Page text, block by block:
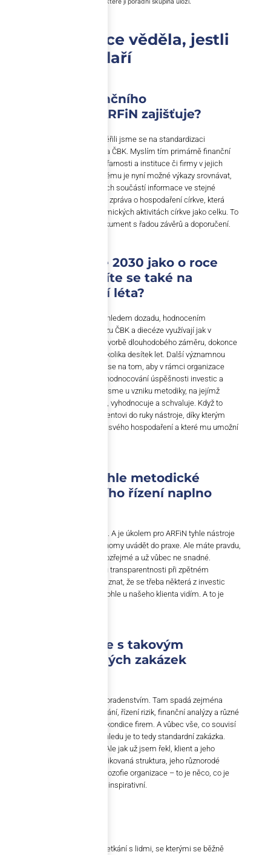
rozhodnutím a také plní další úkoly, které jí poradní skupina uloží.
Aby organizace věděla, jestli
dobře hospodaří
Co v oblasti finančního
managementu ARFiN zajišťuje?
Když spolupráce začínala, zaměřili jsme se na standardizaci
vykazování z diecézí směrem na ČBK. Myslím tím primárně finanční
výkazy za jednotlivá biskupství, farnosti a instituce či firmy v jejich
správě. To byl první cíl, díky kterému je nyní možné výkazy srovnávat,
respektive dostávat z jednotlivých součástí informace ve stejné
struktuře. A pak je to každoroční zpráva o hospodaření církve, která
přináší detailní přehled o ekonomických aktivitách církve jako celku. To
je rozsáhlý mnohastránkový dokument s řadou závěrů a doporučení.
Mluvil jste o roce 2030 jako o roce
zlomovém. Podílíte se také na
plánech pro další léta?
Ano, naše aktivity nejsou jen pohledem dozadu, hodnocením
uplynulých období. Naši expertízu ČBK a diecéze využívají jak v
krátkodobém plánování, tak při tvorbě dlouhodobého záměru, dokonce
při extrapolaci v horizontu až několika desítek let. Další významnou
oblastí jsou investice. Podílíme se na tom, aby v rámci organizace
existoval jednotný pohled na vyhodnocování úspěšnosti investic a
hospodaření s majetkem. Stáli jsme u vzniku metodiky, na jejímž
základě církev investice sleduje, vyhodnocuje a schvaluje. Když to
shrnu – naším úkolem je dát klientovi do ruky nástroje, díky kterým
bude umět posoudit úspěšnost svého hospodaření a které mu umožní
Dokáže církev tyhle metodické
nástroje finančního řízení naplno
Je v jejím zájmu, aby to tak bylo. A je úkolem pro ARFiN tyhle nástroje
ve spolupráci s diecézními ekonomy uvádět do praxe. Ale máte pravdu,
v žádné organizaci to není samozřejmé a už vůbec ne snadné.
Předpokládá to totiž velkou míru transparentnosti při zpětném
hodnocení. Otevřeně si umět přiznat, že se třeba některá z investic
nevydařila. A poučit se z toho. Tohle u našeho klienta vidím. A to je
Liší se spolupráce s takovým
partnerem od jiných zakázek
ARFiN se zabývá korporátním poradenstvím. Tam spadá zejména
, strategické plánování, řízení rizik, finanční analýzy a různé
formy prověřování ekonomické kondice firem. A vůbec vše, co souvisí
s finančním řízením. V tomto ohledu je to tedy standardní zakázka.
Děláme to dlouho a umíme to. Ale jak už jsem řekl, klient a jeho
mimořádné poslání, jeho komplikovaná struktura, jeho různorodé
zájmy a samozřejmě celková filozofie organizace – to je něco, co je
naprosto jedinečné. A ohromně inspirativní.
Mám tím na mysli především setkání s lidmi, se kterými se běžně